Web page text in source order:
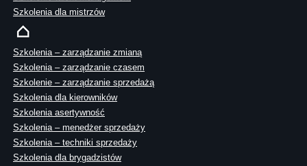
Szkolenia dla mistrzów
Szkolenia – zarządzanie zmianą
Szkolenia – zarządzanie czasem
Szkolenie – zarządzanie sprzedażą
Szkolenia dla kierowników
Szkolenia asertywność
Szkolenia – menedżer sprzedaży
Szkolenia – techniki sprzedaży
Szkolenia dla brygadzistów